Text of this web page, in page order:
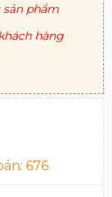
phẩm
hàng
676